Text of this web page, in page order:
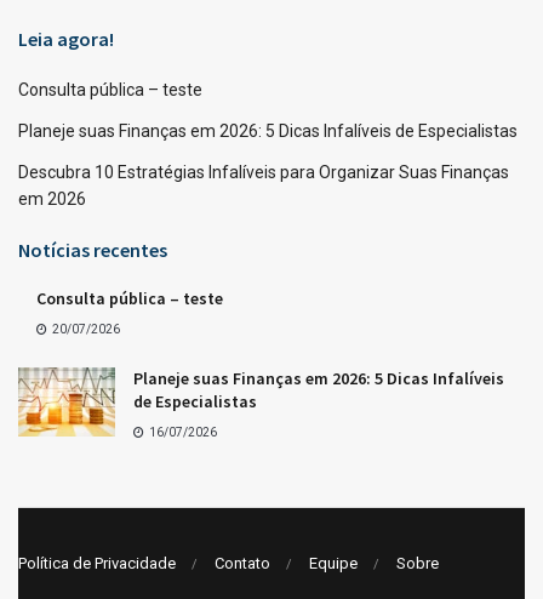
Leia agora!
Consulta pública – teste
Planeje suas Finanças em 2026: 5 Dicas Infalíveis de Especialistas
Descubra 10 Estratégias Infalíveis para Organizar Suas Finanças
em 2026
Notícias recentes
Consulta pública – teste
20/07/2026
Planeje suas Finanças em 2026: 5 Dicas Infalíveis
de Especialistas
16/07/2026
Política de Privacidade Contato Equipe Sobre